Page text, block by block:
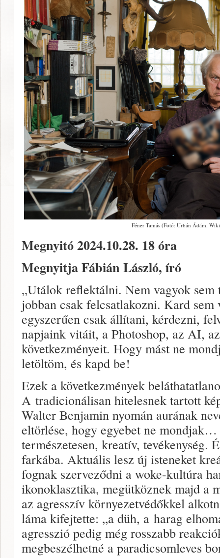
Féner Tamás (Fotó: Urbán Ádám,
Megnyitó 2024.10.28. 18 óra
Megnyitja Fábián László, író
„Utálok reflektálni. Nem vagyok
jobban csak felcsatlakozni. Kard
egyszerűen csak állítani, kérdezni,
napjaink vitáit, a Photoshop, az AI,
következményeit. Hogy mást ne
letöltöm, és kapd be!
Ezek a következmények
A tradicionálisan hitelesnek tartott
Walter Benjamin nyomán aurának
eltörlése, hogy egyebet ne
természetesen, kreatív, tevékenység.
farkába. Aktuális lesz új isteneket
fognak szerveződni a woke-kultúra
ikonoklasztika, megütköznek majd a
az agresszív környezetvédőkkel
láma kifejtette: „a düh, a harag
agresszió pedig még rosszabb
megbeszélhetné a paradicsomleves